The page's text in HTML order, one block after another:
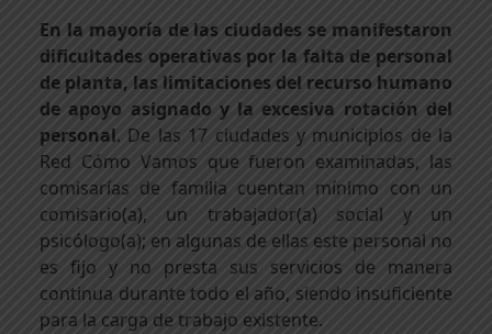
En la mayoría de las ciudades se manifestaron
dificultades operativas por la falta de personal
de planta, las limitaciones del recurso humano
de apoyo asignado y la excesiva rotación del
personal. De las 17 ciudades y municipios de la
Red Cómo Vamos que fueron examinadas, las
comisarías de familia cuentan mínimo con un
comisario(a), un trabajador(a) social y un
psicólogo(a); en algunas de ellas este personal no
es fijo y no presta sus servicios de manera
continua durante todo el año, siendo insuficiente
para la carga de trabajo existente.